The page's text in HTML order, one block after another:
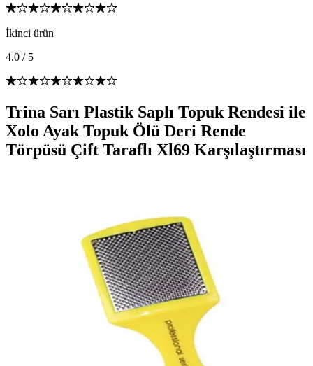
İkinci ürün
4.0 / 5
Trina Sarı Plastik Saplı Topuk Rendesi ile
Xolo Ayak Topuk Ölü Deri Rende
Törpüsü Çift Taraflı Xl69 Karşılaştırması